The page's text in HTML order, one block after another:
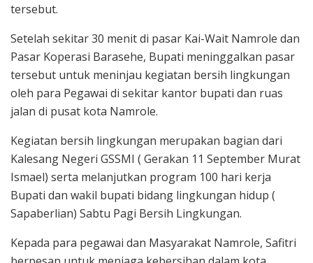
tersebut.
Setelah sekitar 30 menit di pasar Kai-Wait Namrole dan
Pasar Koperasi Barasehe, Bupati meninggalkan pasar
tersebut untuk meninjau kegiatan bersih lingkungan
oleh para Pegawai di sekitar kantor bupati dan ruas
jalan di pusat kota Namrole.
Kegiatan bersih lingkungan merupakan bagian dari
Kalesang Negeri GSSMI ( Gerakan 11 September Murat
Ismael) serta melanjutkan program 100 hari kerja
Bupati dan wakil bupati bidang lingkungan hidup (
Sapaberlian) Sabtu Pagi Bersih Lingkungan.
Kepada para pegawai dan Masyarakat Namrole, Safitri